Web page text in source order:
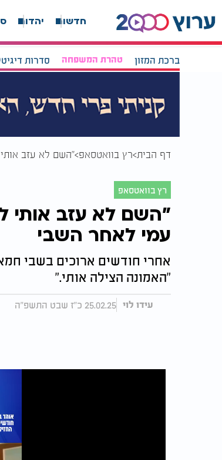
חדשות יהדות
ברכת המזון טהרת המשפחה סדרות
דף הבית רץ בוואטסאפ "השם לא עזב
רץ בוואטסאפ
"השם לא עזב אותי
עמי לאחר השבי
אחרי חודשים ארוכים בשבי
"האמונה הצילה אותי."
עידו לוי 25.02.25 כ"ז שבט התשפ"ה